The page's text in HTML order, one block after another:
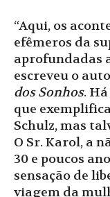
“Aqui, os
efêmeros da
aprofundadas
escreveu o
dos Sonhos.
que
Schulz, mas
O Sr. Karol, a
30 e poucos
sensação de
viagem da